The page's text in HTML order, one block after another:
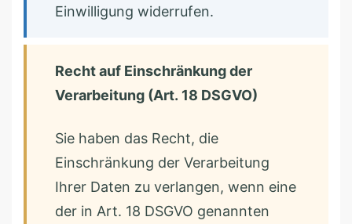
Einwilligung widerrufen.
Recht auf Einschränkung der
Verarbeitung (Art. 18 DSGVO)
Sie haben das Recht, die
Einschränkung der Verarbeitung
Ihrer Daten zu verlangen, wenn eine
der in Art. 18 DSGVO genannten